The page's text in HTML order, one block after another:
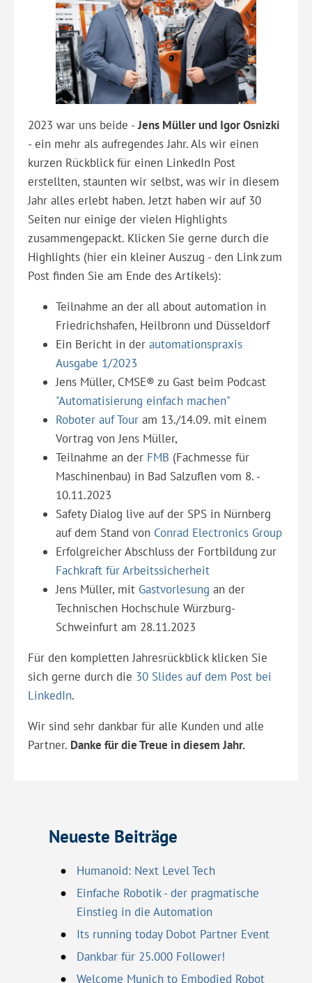
2023 war uns beide -Jens Müller und Igor Osnizki
- ein mehr als aufregendes Jahr. Als wir einen
kurzen Rückblick für einen LinkedIn Post
erstellten, staunten wir selbst, was wir in diesem
Jahr alles erlebt haben. Jetzt haben wir auf 30
Seiten nur einige der vielen Highlights
zusammengepackt. Klicken Sie gerne durch die
Highlights (hier ein kleiner Auszug - den Link zum
Post finden Sie am Ende des Artikels):
Teilnahme an der all about automation in
Friedrichshafen, Heilbronn und Düsseldorf
Ein Bericht in der automationspraxis
Ausgabe 1/2023
Jens Müller, CMSE® zu Gast beim Podcast
"Automatisierung einfach machen"
Roboter auf Tour am 13./14.09. mit einem
Vortrag von Jens Müller,
Teilnahme an der FMB (Fachmesse für
Maschinenbau) in Bad Salzuflen vom 8. -
10.11.2023
Safety Dialog live auf der SPS in Nürnberg
auf dem Stand von Conrad Electronics Group
Erfolgreicher Abschluss der Fortbildung zur
Fachkraft für Arbeitssicherheit
Jens Müller, mit Gastvorlesung an der
Technischen Hochschule Würzburg-
Schweinfurt am 28.11.2023
Für den kompletten Jahresrückblick klicken Sie
sich gerne durch die 30 Slides auf dem Post bei
LinkedIn.
Wir sind sehr dankbar für alle Kunden und alle
Partner. Danke für die Treue in diesem Jahr.
Neueste Beiträge
Humanoid: Next Level Tech
Einfache Robotik - der pragmatische
Einstieg in die Automation
Its running today Dobot Partner Event
Dankbar für 25.000 Follower!
Welcome Munich to Embodied Robot